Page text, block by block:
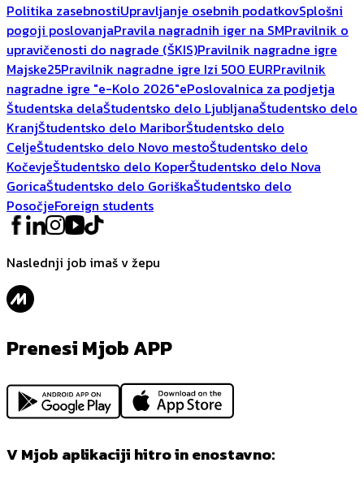
Politika zasebnostiUpravljanje osebnih podatkovSplošni
pogoji poslovanjaPravila nagradnih iger na SMPravilnik o
upravičenosti do nagrade (ŠKIS)Pravilnik nagradne igre
Majske25Pravilnik nagradne igre Izi 500 EURPravilnik
nagradne igre "e-Kolo 2026"ePoslovalnica za podjetja
Študentska delaŠtudentsko delo LjubljanaŠtudentsko delo
KranjŠtudentsko delo MariborŠtudentsko delo
CeljeŠtudentsko delo Novo mestoŠtudentsko delo
KočevjeŠtudentsko delo KoperŠtudentsko delo Nova
GoricaŠtudentsko delo GoriškaŠtudentsko delo
PosočjeForeign students
Naslednji job imaš v žepu
Prenesi Mjob APP
V Mjob aplikaciji hitro in enostavno: